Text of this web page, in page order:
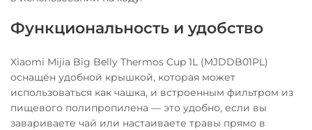
Функциональность и удобство
Xiaomi Mijia Big Belly Thermos Cup 1L (MJDDB01PL)
оснащён удобной крышкой, которая может
использоваться как чашка, и встроенным фильтром из
пищевого полипропилена — это удобно, если вы
завариваете чай или настаиваете травы прямо в